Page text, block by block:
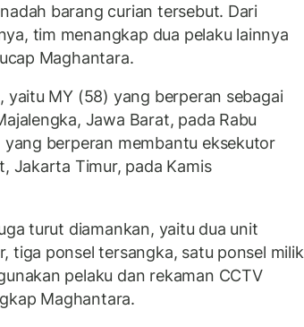
barang curian tersebut. Dari
tim menangkap dua pelaku lainnya
Maghantara.
yaitu MY (58) yang berperan sebagai
Jawa Barat, pada Rabu
berperan membantu eksekutor
Jakarta Timur, pada Kamis
turut diamankan, yaitu dua unit
tiga ponsel tersangka, satu ponsel milik
pelaku dan rekaman CCTV
Maghantara.